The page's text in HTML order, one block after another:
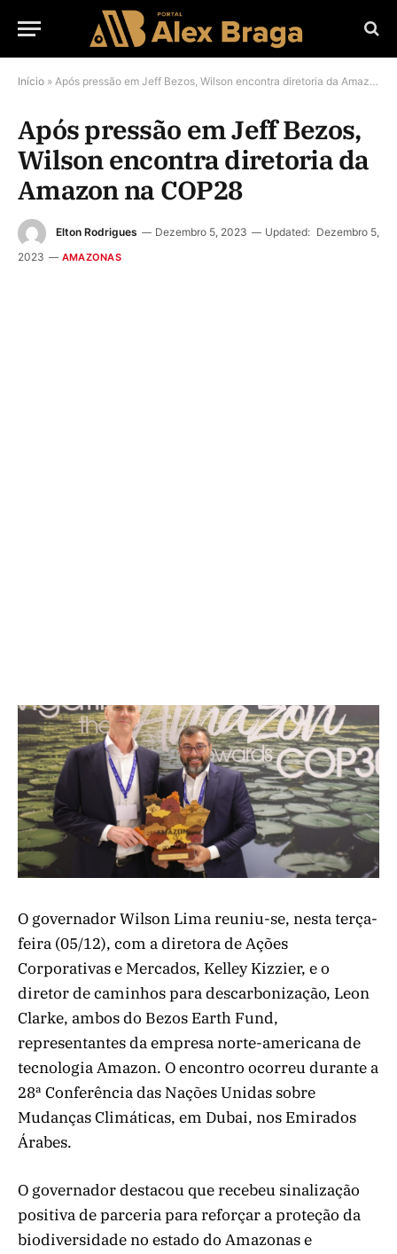
Início » Após pressão em Jeff Bezos, Wilson encontra diretoria da Amazon na COP28
Após pressão em Jeff Bezos,
Wilson encontra diretoria da
Amazon na COP28
Elton Rodrigues Dezembro 5, 2023 Updated: Dezembro 5,
2023
AMAZONAS
O governador Wilson Lima reuniu-se, nesta terça-
feira (05/12), com a diretora de Ações
Corporativas e Mercados, Kelley Kizzier, e o
diretor de caminhos para descarbonização, Leon
Clarke, ambos do Bezos Earth Fund,
representantes da empresa norte-americana de
tecnologia Amazon. O encontro ocorreu durante a
28ª Conferência das Nações Unidas sobre
Mudanças Climáticas, em Dubai, nos Emirados
Árabes.
O governador destacou que recebeu sinalização
positiva de parceria para reforçar a proteção da
biodiversidade no estado do Amazonas e